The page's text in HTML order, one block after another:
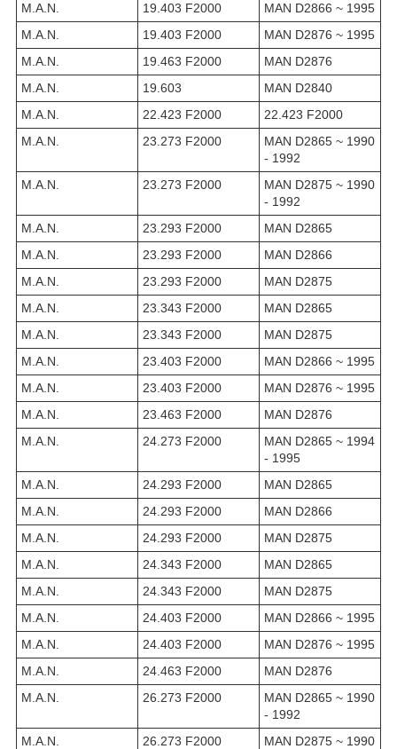
M.A.N. 19.403 F2000
MAN D2866 ~ 1995
M.A.N.
19.403 F2000
MAN D2876 ~ 1995
M.A.N.
19.463 F2000
MAN D2876
M.A.N.
19.603
MAN D2840
M.A.N.
22.423 F2000
22.423 F2000
M.A.N.
23.273 F2000
MAN D2865 ~ 1990
- 1992
M.A.N.
23.273 F2000
MAN D2875 ~ 1990
- 1992
M.A.N.
23.293 F2000
MAN D2865
M.A.N.
23.293 F2000
MAN D2866
M.A.N.
23.293 F2000
MAN D2875
M.A.N.
23.343 F2000
MAN D2865
M.A.N.
23.343 F2000
MAN D2875
M.A.N.
23.403 F2000
MAN D2866 ~ 1995
M.A.N.
23.403 F2000
MAN D2876 ~ 1995
M.A.N.
23.463 F2000
MAN D2876
M.A.N.
24.273 F2000
MAN D2865 ~ 1994
- 1995
M.A.N.
24.293 F2000
MAN D2865
M.A.N.
24.293 F2000
MAN D2866
M.A.N.
24.293 F2000
MAN D2875
M.A.N.
24.343 F2000
MAN D2865
M.A.N.
24.343 F2000
MAN D2875
M.A.N.
24.403 F2000
MAN D2866 ~ 1995
M.A.N.
24.403 F2000
MAN D2876 ~ 1995
M.A.N.
24.463 F2000
MAN D2876
M.A.N.
26.273 F2000
MAN D2865 ~ 1990
- 1992
M.A.N.
26.273 F2000
MAN D2875 ~ 1990